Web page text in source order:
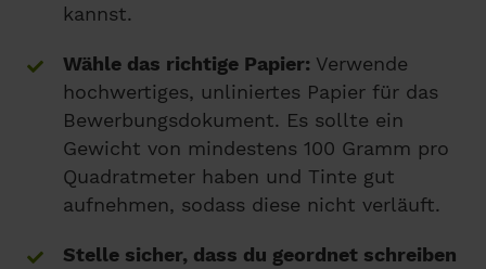
kannst.
Wähle das richtige Papier: Verwende
hochwertiges, unliniertes Papier für das
Bewerbungsdokument. Es sollte ein
Gewicht von mindestens 100 Gramm pro
Quadratmeter haben und Tinte gut
aufnehmen, sodass diese nicht verläuft.
Stelle sicher, dass du geordnet schreiben